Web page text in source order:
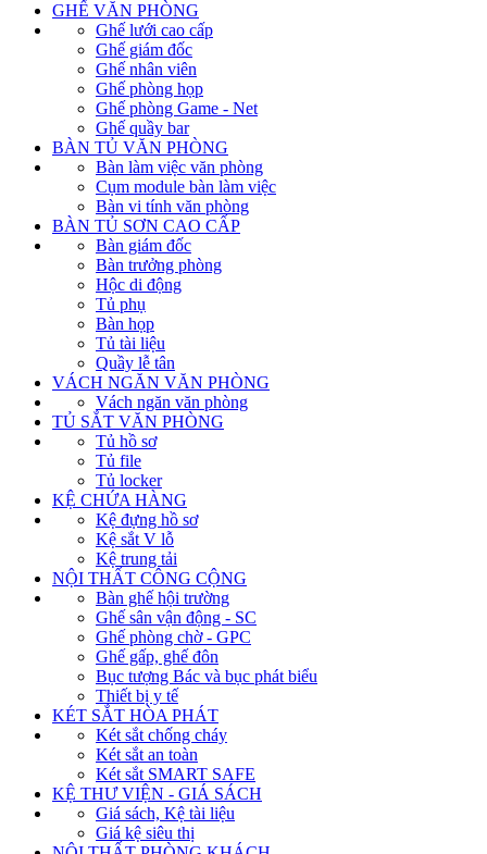
GHẾ VĂN PHÒNG
Ghế lưới cao cấp
Ghế giám đốc
Ghế nhân viên
Ghế phòng họp
Ghế phòng Game - Net
Ghế quầy bar
BÀN TỦ VĂN PHÒNG
Bàn làm việc văn phòng
Cụm module bàn làm việc
Bàn vi tính văn phòng
BÀN TỦ SƠN CAO CẤP
Bàn giám đốc
Bàn trưởng phòng
Hộc di động
Tủ phụ
Bàn họp
Tủ tài liệu
Quầy lễ tân
VÁCH NGĂN VĂN PHÒNG
Vách ngăn văn phòng
TỦ SẮT VĂN PHÒNG
Tủ hồ sơ
Tủ file
Tủ locker
KỆ CHỨA HÀNG
Kệ đựng hồ sơ
Kệ sắt V lỗ
Kệ trung tải
NỘI THẤT CÔNG CỘNG
Bàn ghế hội trường
Ghế sân vận động - SC
Ghế phòng chờ - GPC
Ghế gấp, ghế đôn
Bục tượng Bác và bục phát biểu
Thiết bị y tế
KÉT SẮT HÒA PHÁT
Két sắt chống cháy
Két sắt an toàn
Két sắt SMART SAFE
KỆ THƯ VIỆN - GIÁ SÁCH
Giá sách, Kệ tài liệu
Giá kệ siêu thị